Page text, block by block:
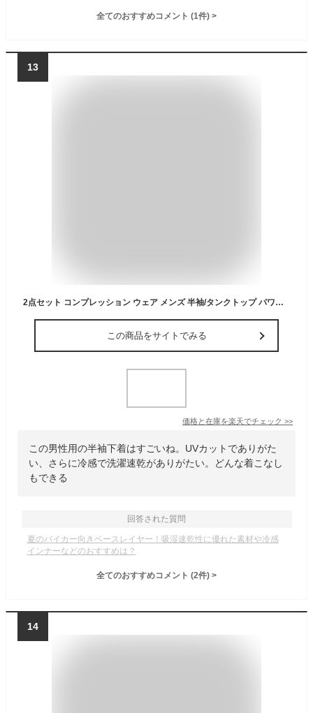
全てのおすすめコメント (1件) >
13
2点セット コンプレッション ウェア メンズ 半袖/タンクトップ パワーストレッチ アンダー スポーツ シャツ 通気防臭 冷感 夏用 [UVカット + 吸汗速乾] ランニング トレーニング フィットネス スポーツ ベースレイヤー 伸縮性
この商品をサイトでみる
価格と在庫を楽天でチェック >>
この男性用の半袖下着はすごいね。UVカットでありがた
い、さらに冷感で洗濯速乾がありがたい。どんな着こなし
もできる
回答された質問
夏のバイカー向きベースレイヤー！吸湿速乾性に優れた素材や冷感
インナーなどのおすすめは？
全てのおすすめコメント (2件) >
14